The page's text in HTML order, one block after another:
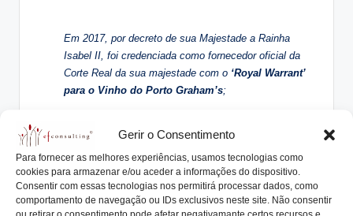
Gerir o Consentimento
Para fornecer as melhores experiências, usamos tecnologias como
cookies para armazenar e/ou aceder a informações do dispositivo.
Consentir com essas tecnologias nos permitirá processar dados, como
comportamento de navegação ou IDs exclusivos neste site. Não consentir
Em 2017, por decreto de sua Majestade a Rainha
Isabel II, foi credenciada como fornecedor oficial da
Corte Real da sua majestade com o ‘Royal Warrant’
para o Vinho do Porto Graham’s;
Em 2017,
ofereceu uma ambulância aos Bombeiros
Voluntários de Sabros
família a corporações de bombeiros da região do
Douro, nos últimos 10 anos;
Ologotipo do grupo afirma-o como familiar e leva